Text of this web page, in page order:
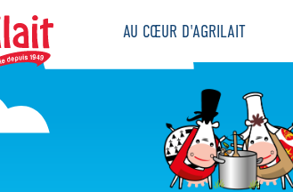
AU CŒUR D'AGRILAIT